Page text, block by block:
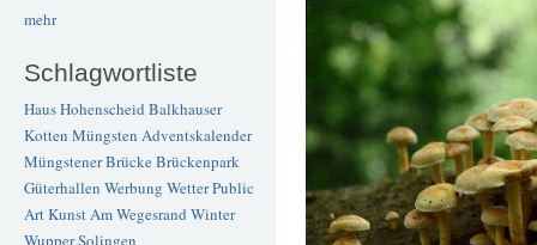
mehr
Schlagwortliste
Haus Hohenscheid Balkhauser
Kotten Müngsten Adventskalender
Müngstener BrückeBrückenpark
Güterhallen Werbung WetterPublic
ArtKunstAm Wegesrand Winter
WupperSolingen